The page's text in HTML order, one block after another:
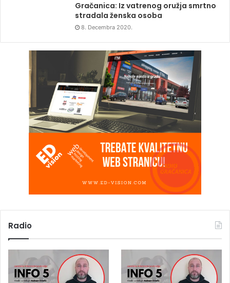
Gračanica: Iz vatrenog oružja smrtno
stradala ženska osoba
8. Decembra 2020.
Radio